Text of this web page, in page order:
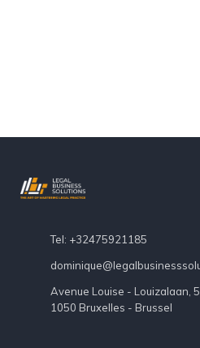
Tel: +32475921185
Avenue Louise - Louizalaan,
1050 Bruxelles - Brussel